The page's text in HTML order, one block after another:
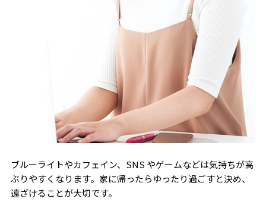
ブルーライトやカフェイン、SNS やゲームなどは気持ちが高
ぶりやすくなります。家に帰ったらゆったり過ごすと決め、
遠ざけることが大切です。